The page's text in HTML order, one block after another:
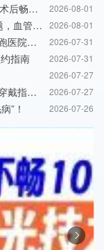
2026-08-01
前列腺增生，差点把膀胱憋坏！63岁大爷微创术后畅快排尿！
2026-08-01
腿肿查出血栓，一定要做造影吗？3个高频问题，血管外科医生一次说清！
2026-07-31
停停停！做完手术换药，真的没必要次次折腾跑医院，术后换药在家就能做！
2026-07-31
指南
2026-07-27
2026-07-27
90%的人弹力袜都穿错！静脉曲张弹力袜正确穿戴指南来了
2026-07-26
”！